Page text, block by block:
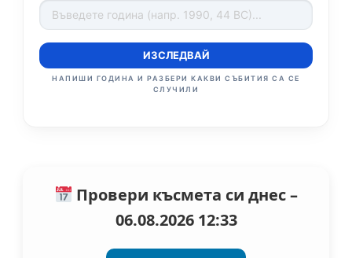
ИЗСЛЕДВАЙ
НАПИШИ ГОДИНА И РАЗБЕРИ КАКВИ СЪБИТИЯ СА СЕ
СЛУЧИЛИ
Провери късмета си днес –
06.08.2026 12:33